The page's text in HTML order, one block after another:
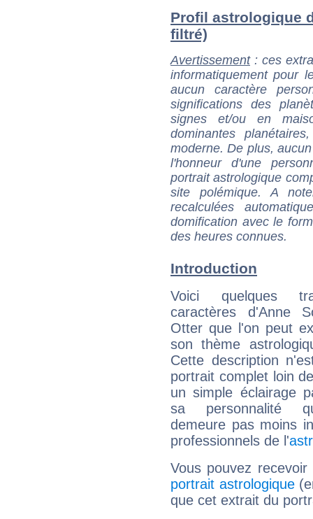
Profil astrologique
filtré)
Avertissement: ces
informatiquement pour
aucun caractère
significations des
signes et/ou en
dominantes
moderne. De plus,
l'honneur d'une
portrait astrologique
site polémique. A
recalculées
domification avec le
des heures connues.
Introduction
Voici quelques
caractères d'Anne
Otter que l'on peut
son thème
Cette description
portrait complet loin
un simple éclairage
sa personnalité
demeure pas moins
professionnels de l'
Vous pouvez
portrait astrologique
que cet extrait du